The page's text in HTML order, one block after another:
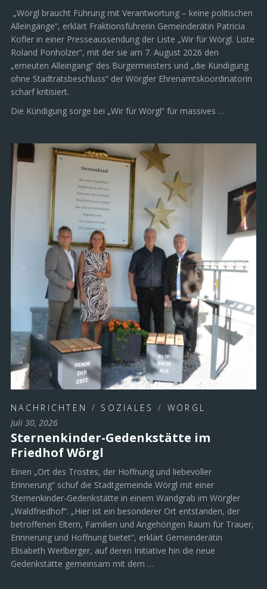
„Wörgl braucht Führung mit Verantwortung – keine politischen
Alleingänge“, erklärt Fraktionsführerin Gemeinderätin Patricia
Kofler in einer Presseaussendung der Liste „Wir für Wörgl. Liste
Roland Ponholzer“, mit der sie am 7. August 2026 den
„erneuten Alleingang“ des Bürgermeisters und „die Kündigung
ohne Stadtratsbeschluss“ der Wörgler Ehrenamtskoordinatorin
scharf kritisiert.
Die Kündigung sorge bei „Wir für Wörgl“ für massives …
NACHRICHTEN / SOZIALES / WÖRGL
Juli 30, 2026
Sternenkinder-Gedenkstätte im
Friedhof Wörgl
Einen „Ort des Trostes, der Hoffnung und liebevoller
Erinnerung“ schuf die Stadtgemeinde Wörgl mit einer
Sternenkinder-Gedenkstätte in einem Wandgrab im Wörgler
„Waldfriedhof“. „Hier ist ein besonderer Ort entstanden, der
betroffenen Eltern, Familien und Angehörigen Raum für Trauer,
Erinnerung und Hoffnung bietet“, erklärt Gemeinderätin
Elisabeth Werlberger, auf deren Initiative hin die neue
Gedenkstätte gemeinsam mit dem …